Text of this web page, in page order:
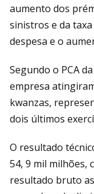
aumento dos
sinistros e da
despesa e o
Segundo o PCA
empresa
kwanzas,
dois últimos
O resultado
54, 9 mil milhões,
resultado bruto